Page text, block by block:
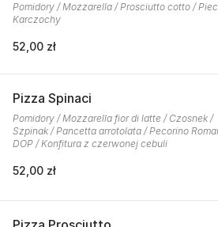
Pomidory / Mozzarella / Prosciutto cotto /
Karczochy
52,00 zł
Pizza Spinaci
Pomidory / Mozzarella fior di latte / Czosnek /
Szpinak / Pancetta arrotolata / Pecorino
DOP / Konfitura z czerwonej cebuli
52,00 zł